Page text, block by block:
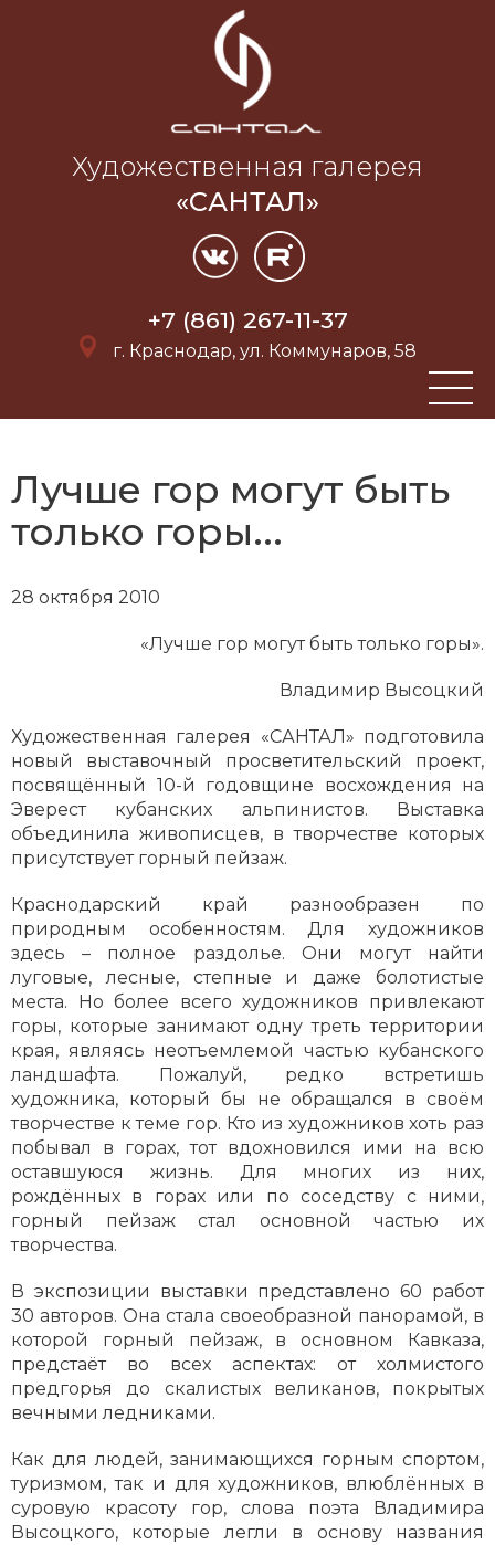
Художественная галерея
«САНТАЛ»
+7 (861) 267-11-37
г. Краснодар, ул. Коммунаров, 58
Лучше гор могут быть
только горы...
28 октября 2010
«Лучше гор могут быть только горы».
Владимир Высоцкий
Художественная галерея «САНТАЛ» подготовила
новый выставочный просветительский проект,
посвящённый 10-й годовщине восхождения на
Эверест кубанских альпинистов. Выставка
объединила живописцев, в творчестве которых
присутствует горный пейзаж.
Краснодарский край разнообразен по
природным особенностям. Для художников
здесь – полное раздолье. Они могут найти
луговые, лесные, степные и даже болотистые
места. Но более всего художников привлекают
горы, которые занимают одну треть территории
края, являясь неотъемлемой частью кубанского
ландшафта. Пожалуй, редко встретишь
художника, который бы не обращался в своём
творчестве к теме гор. Кто из художников хоть раз
побывал в горах, тот вдохновился ими на всю
оставшуюся жизнь. Для многих из них,
рождённых в горах или по соседству с ними,
горный пейзаж стал основной частью их
творчества.
В экспозиции выставки представлено 60 работ
30 авторов. Она стала своеобразной панорамой, в
которой горный пейзаж, в основном Кавказа,
предстаёт во всех аспектах: от холмистого
предгорья до скалистых великанов, покрытых
вечными ледниками.
Как для людей, занимающихся горным спортом,
туризмом, так и для художников, влюблённых в
суровую красоту гор, слова поэта Владимира
Высоцкого, которые легли в основу названия